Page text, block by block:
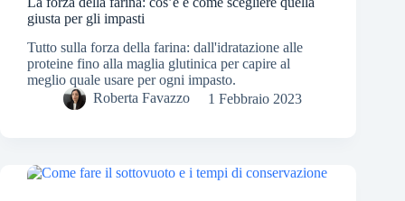
giusta per gli impasti
Tutto sulla forza della farina: dall'idratazione alle
proteine fino alla maglia glutinica per capire al
meglio quale usare per ogni impasto.
Roberta Favazzo
1 Febbraio 2023